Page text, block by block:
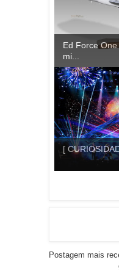
Ed Force
mi...
[
Postagem mais